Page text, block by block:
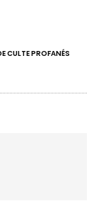
CULTE PROFANÉS